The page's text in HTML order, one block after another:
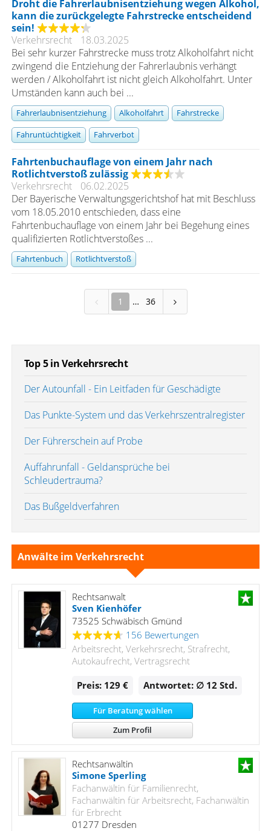
Droht die Fahrerlaubnisentziehung wegen Alkohol,
kann die zurückgelegte Fahrstrecke entscheidend
sein!
Verkehrsrecht
18.03.2025
Bei sehr kurzer Fahrstrecke muss trotz Alkoholfahrt nicht
zwingend die Entziehung der Fahrerlaubnis verhängt
werden / Alkoholfahrt ist nicht gleich Alkoholfahrt. Unter
Umständen kann auch bei ...
Fahrerlaubnisentziehung Alkoholfahrt Fahrstrecke
Fahruntüchtigkeit Fahrverbot
Fahrtenbuchauflage von einem Jahr nach
Rotlichtverstoß zulässig
Verkehrsrecht
06.02.2025
Der Bayerische Verwaltungsgerichtshof hat mit Beschluss
vom 18.05.2010 entschieden, dass eine
Fahrtenbuchauflage von einem Jahr bei Begehung eines
qualifizierten Rotlichtverstoßes ...
Fahrtenbuch Rotlichtverstoß
1 36
Top 5 in Verkehrsrecht
Der Autounfall - Ein Leitfaden für Geschädigte
Das Punkte-System und das Verkehrszentralregister
Der Führerschein auf Probe
Auffahrunfall - Geldansprüche bei
Schleudertrauma?
Das Bußgeldverfahren
Anwälte im Verkehrsrecht
Rechtsanwalt
Sven Kienhöfer
73525 Schwäbisch Gmünd
156 Bewertungen
Arbeitsrecht, Verkehrsrecht, Strafrecht,
Autokaufrecht, Vertragsrecht
Preis: 129 € Antwortet: ∅ 12Std.
Für Beratung wählen
Zum Profil
Rechtsanwältin
Simone Sperling
Fachanwältin für Familienrecht,
Fachanwältin für Arbeitsrecht, Fachanwältin
für Erbrecht
01277 Dresden